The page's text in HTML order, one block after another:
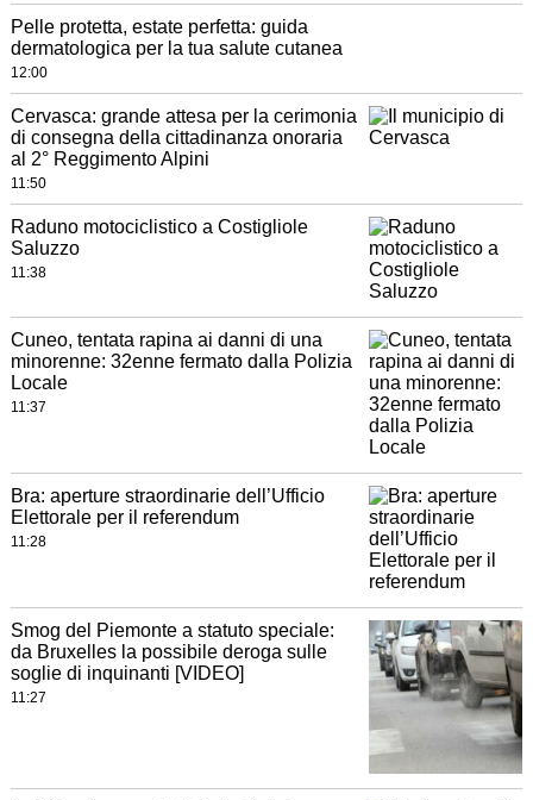
Pelle protetta, estate perfetta: guida
dermatologica per la tua salute cutanea
12:00
Cervasca: grande attesa per la cerimonia
di consegna della cittadinanza onoraria
al 2° Reggimento Alpini
11:50
Raduno motociclistico a Costigliole
Saluzzo
11:38
Cuneo, tentata rapina ai danni di una
minorenne: 32enne fermato dalla Polizia
Locale
11:37
Bra: aperture straordinarie dell’Ufficio
Elettorale per il referendum
11:28
Smog del Piemonte a statuto speciale:
da Bruxelles la possibile deroga sulle
soglie di inquinanti [VIDEO]
11:27